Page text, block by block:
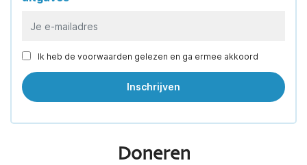
Ik heb de voorwaarden gelezen en ga ermee akkoord
Doneren